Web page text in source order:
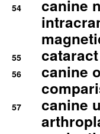
54
canine
55
56
canine
57
canine